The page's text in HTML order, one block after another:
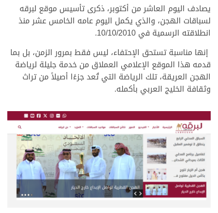
يصادف اليوم العاشر من أكتوبر، ذكرى تأسيس موقع لبرقه
لسباقات الهجن، والذي يكمل اليوم عامه الخامس عشر منذ
انطلاقته الرسمية في 10/10/2010.
إنها مناسبة تستحق الإحتفاء، ليس فقط بمرور الزمن، بل بما
قدمه هذا الموقع الإعلامي العملاق من خدمة جليلة لرياضة
الهجن العريقة، تلك الرياضة التي تُعد جزءًا أصيلاً من تراث
وثقافة الخليج العربي بأكمله.